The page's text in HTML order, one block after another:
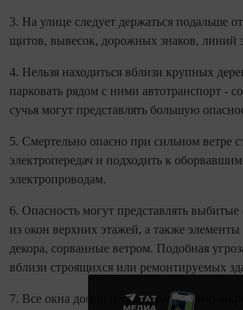
3. На улице следует держаться подальше
щитов, вывесок, дорожных знаков, линий
4. Нельзя находиться вблизи крупных
парковать рядом с ними автотранспорт -
сучья могут представлять большую
5. Смертельно опасно при сильном ветре
электропередач и подходить к
электропроводам.
6. Опасность могут представлять
из окон верхних этажей, а также
декора, сорванные ветром. Подобная
вблизи строящихся или ремонтируемых
7. Все окна домов необходимо плотно